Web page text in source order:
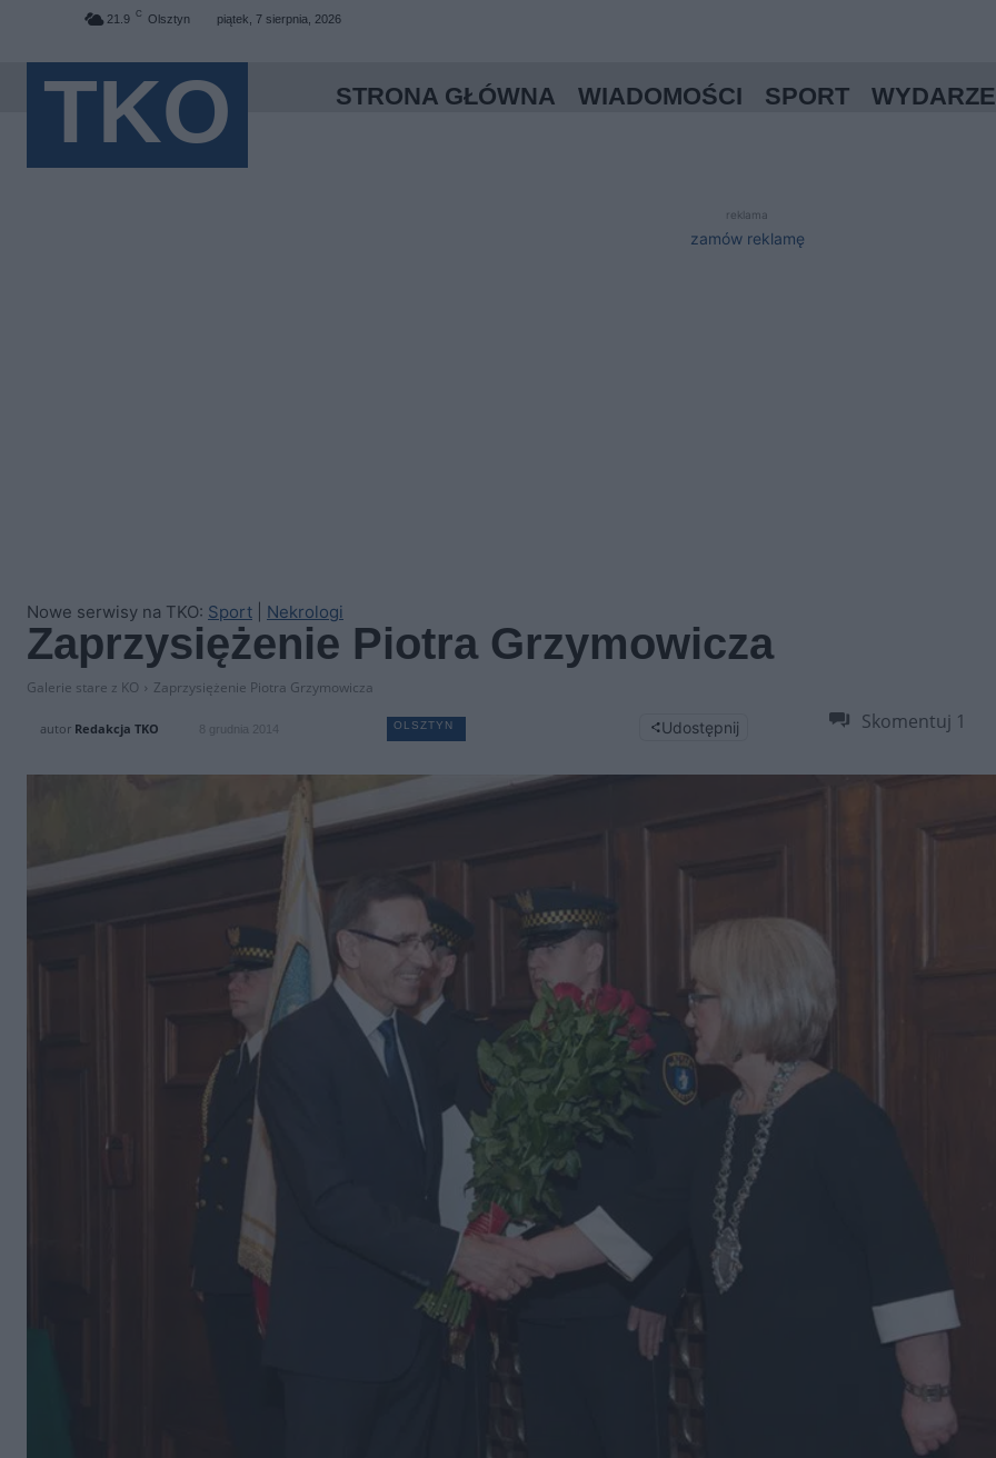
21.9 C Olsztyn piątek, 7 sierpnia, 2026
TKO STRONA GŁÓWNA WIADOMOŚCI SPORT
reklama
zamów reklamę
Nowe serwisy na TKO: Sport Nekrologi
Zaprzysiężenie Piotra Grzymowicza
Galerie stare z KO Zaprzysiężenie Piotra Grzymowicza
autor Redakcja TKO 8 grudnia 2014 OLSZTYN Udostępnij Skomentuj 1